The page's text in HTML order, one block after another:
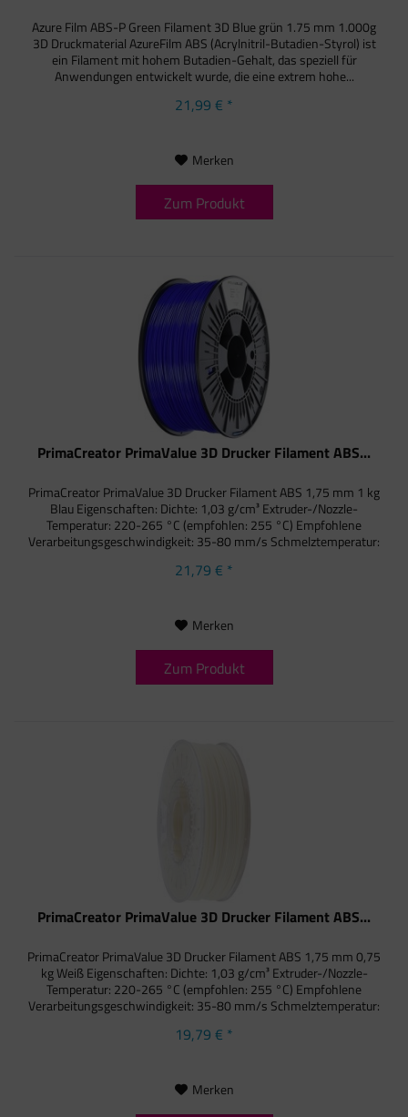
Azure Film ABS-P Green Filament 3D Blue grün 1.75 mm 1.000g
3D Druckmaterial AzureFilm ABS (Acrylnitril-Butadien-Styrol) ist
ein Filament mit hohem Butadien-Gehalt, das speziell für
Anwendungen entwickelt wurde, die eine extrem hohe...
21,99 € *
Merken
Zum Produkt
PrimaCreator PrimaValue 3D Drucker Filament ABS...
PrimaCreator PrimaValue 3D Drucker Filament ABS 1,75 mm 1 kg
Blau Eigenschaften: Dichte: 1,03 g/cm³ Extruder-/Nozzle-
Temperatur: 220-265 °C (empfohlen: 255 °C) Empfohlene
Verarbeitungsgeschwindigkeit: 35-80 mm/s Schmelztemperatur:
21,79 € *
Merken
Zum Produkt
PrimaCreator PrimaValue 3D Drucker Filament ABS...
PrimaCreator PrimaValue 3D Drucker Filament ABS 1,75 mm 0,75
kg Weiß Eigenschaften: Dichte: 1,03 g/cm³ Extruder-/Nozzle-
Temperatur: 220-265 °C (empfohlen: 255 °C) Empfohlene
Verarbeitungsgeschwindigkeit: 35-80 mm/s Schmelztemperatur:
19,79 € *
Merken